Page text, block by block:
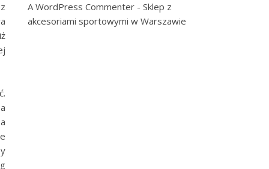
A WordPress Commenter - Sklep z
akcesoriami sportowymi w Warszawie